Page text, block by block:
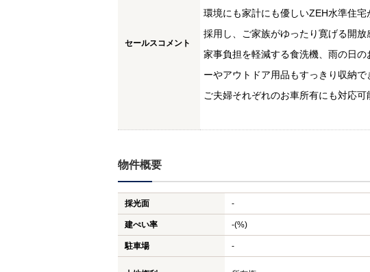
セールスコメント
環境にも家計にも優しいZEH水準住
採用し、ご家族がゆったり寛げる開
家事負担を軽減する食洗機、雨の日
ーやアウトドア用品もすっきり収納
ご夫婦それぞれのお車所有にも対応
物件概要
採光面 -
建ぺい率 -(%)
駐車場 -